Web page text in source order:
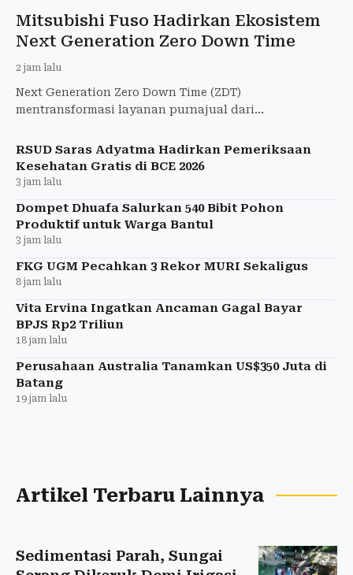
Mitsubishi Fuso Hadirkan Ekosistem
Next Generation Zero Down Time
2 jam lalu
Next Generation Zero Down Time (ZDT)
mentransformasi layanan purnajual dari
untuk mendeteksi potensi kendala
RSUD Saras Adyatma Hadirkan Pemeriksaan
Kesehatan Gratis di BCE 2026
3 jam lalu
Dompet Dhuafa Salurkan 540 Bibit Pohon
Produktif untuk Warga Bantul
3 jam lalu
FKG UGM Pecahkan 3 Rekor MURI Sekaligus
8 jam lalu
Vita Ervina Ingatkan Ancaman Gagal Bayar
BPJS Rp2 Triliun
18 jam lalu
Perusahaan Australia Tanamkan US$350 Juta di
Batang
19 jam lalu
Artikel Terbaru Lainnya
Sedimentasi Parah, Sungai